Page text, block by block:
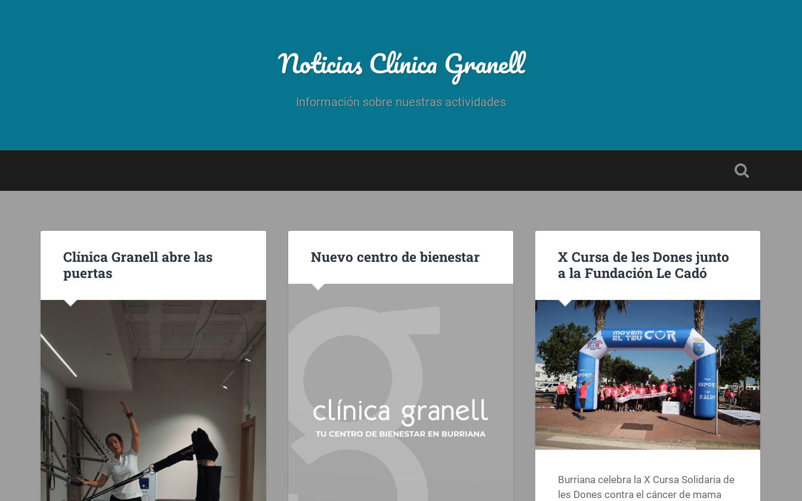
Noticias Clínica Granell
Información sobre nuestras actividades
Clínica Granell abre las
puertas
Nuevo centro de bienestar
X Cursa de les Dones junto
a la Fundación Le Cadó
Burriana celebra la X Cursa Solidaria de
les Dones contra el cáncer de mama